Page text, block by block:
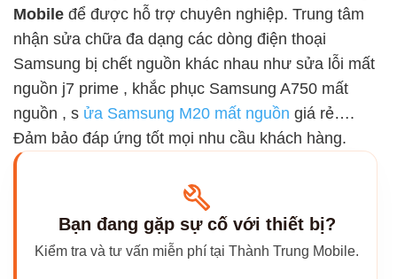
Mobile để được hỗ trợ chuyên nghiệp. Trung tâm
nhận sửa chữa đa dạng các dòng điện thoại
Samsung bị chết nguồn khác nhau như sửa lỗi mất
nguồn j7 prime , khắc phục Samsung A750 mất
nguồn , s ửa Samsung M20 mất nguồn giá rẻ….
Đảm bảo đáp ứng tốt mọi nhu cầu khách hàng.
Bạn đang gặp sự cố với thiết bị?
Kiểm tra và tư vấn miễn phí tại Thành Trung Mobile.